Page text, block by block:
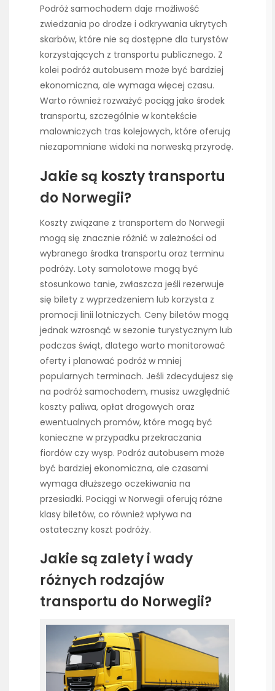
Podróż samochodem daje możliwość
zwiedzania po drodze i odkrywania ukrytych
skarbów, które nie są dostępne dla turystów
korzystających z transportu publicznego. Z
kolei podróż autobusem może być bardziej
ekonomiczna, ale wymaga więcej czasu.
Warto również rozważyć pociąg jako środek
transportu, szczególnie w kontekście
malowniczych tras kolejowych, które oferują
niezapomniane widoki na norweską przyrodę.
Jakie są koszty transportu
do Norwegii?
Koszty związane z transportem do Norwegii
mogą się znacznie różnić w zależności od
wybranego środka transportu oraz terminu
podróży. Loty samolotowe mogą być
stosunkowo tanie, zwłaszcza jeśli rezerwuje
się bilety z wyprzedzeniem lub korzysta z
promocji linii lotniczych. Ceny biletów mogą
jednak wzrosnąć w sezonie turystycznym lub
podczas świąt, dlatego warto monitorować
oferty i planować podróż w mniej
popularnych terminach. Jeśli zdecydujesz się
na podróż samochodem, musisz uwzględnić
koszty paliwa, opłat drogowych oraz
ewentualnych promów, które mogą być
konieczne w przypadku przekraczania
fiordów czy wysp. Podróż autobusem może
być bardziej ekonomiczna, ale czasami
wymaga dłuższego oczekiwania na
przesiadki. Pociągi w Norwegii oferują różne
klasy biletów, co również wpływa na
ostateczny koszt podróży.
Jakie są zalety i wady
różnych rodzajów
transportu do Norwegii?